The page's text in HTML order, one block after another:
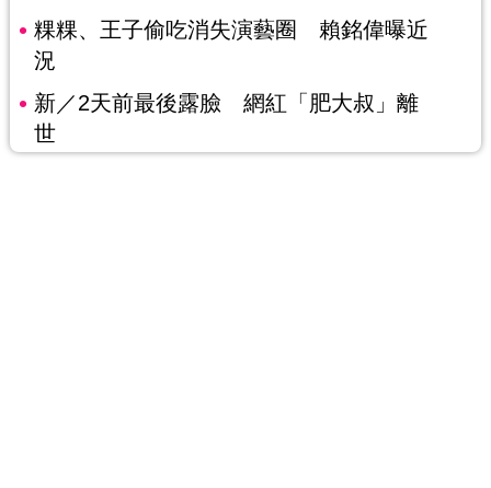
粿粿、王子偷吃消失演藝圈 賴銘偉曝近
況
新／2天前最後露臉 網紅「肥大叔」離
世